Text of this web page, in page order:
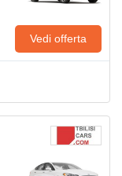
Vedi offerta